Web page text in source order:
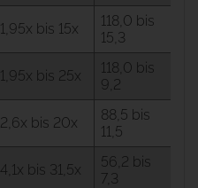
1,95x bis 15x
118,0 bis
15,3
1,95x bis 25x
118,0 bis
9,2
2,6x bis 20x
88,5 bis
11,5
4,1x bis 31,5x
56,2 bis
7,3